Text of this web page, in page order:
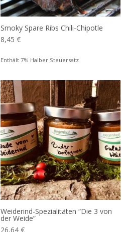
Smoky Spare Ribs Chili-Chipotle
8,45 €
Enthält 7% Halber Steuersatz
Weiderind-Spezialitäten “Die 3 von
der Weide”
26,64 €